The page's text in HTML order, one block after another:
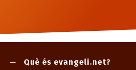
Què és evangeli.net?